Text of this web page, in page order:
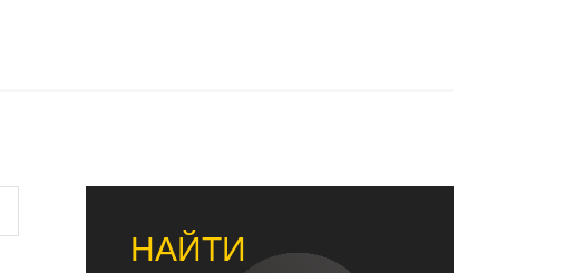
НАЙТИ